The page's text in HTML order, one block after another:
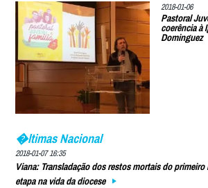
2018-01-06
Pastoral
coerência à
Dominguez
�ltimas Nacional
2018-01-07 16:35
Viana: Transladação dos restos mortais do
etapa na vida da diocese